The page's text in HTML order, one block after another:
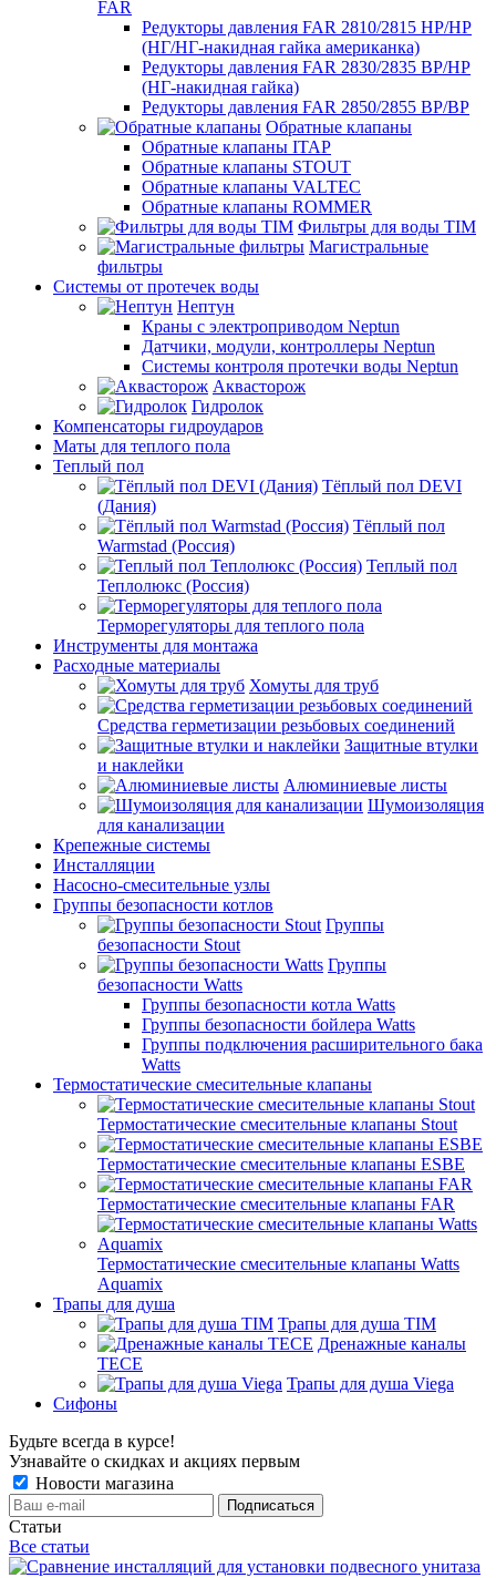
FAR
Редукторы давления FAR 2810/2815 НР/НР
(НГ/НГ-накидная гайка американка)
Редукторы давления FAR 2830/2835 ВР/НР
(НГ-накидная гайка)
Редукторы давления FAR 2850/2855 ВР/ВР
Обратные клапаны
Обратные клапаны ITAP
Обратные клапаны STOUT
Обратные клапаны VALTEC
Обратные клапаны ROMMER
Фильтры для воды TIM
Магистральные
фильтры
Системы от протечек воды
Нептун
Краны с электроприводом Neptun
Датчики, модули, контроллеры Neptun
Системы контроля протечки воды Neptun
Аквасторож
Гидролок
Компенсаторы гидроударов
Маты для теплого пола
Теплый пол
Тёплый пол DEVI
(Дания)
Тёплый пол
Warmstad (Россия)
Теплый пол
Теплолюкс (Россия)
Терморегуляторы для теплого пола
Инструменты для монтажа
Расходные материалы
Хомуты для труб
Средства герметизации резьбовых соединений
Защитные втулки
и наклейки
Алюминиевые листы
Шумоизоляция
для канализации
Крепежные системы
Инсталляции
Насосно-смесительные узлы
Группы безопасности котлов
Группы
безопасности Stout
Группы
безопасности Watts
Группы безопасности котла Watts
Группы безопасности бойлера Watts
Группы подключения расширительного бака
Watts
Термостатические смесительные клапаны
Термостатические смесительные клапаны Stout
Термостатические смесительные клапаны ESBE
Термостатические смесительные клапаны FAR
Термостатические смесительные клапаны Watts
Aquamix
Трапы для душа
Трапы для душа TIM
Дренажные каналы
TECE
Трапы для душа Viega
Сифоны
Будьте всегда в курсе!
Узнавайте о скидках и акциях первым
Новости магазина
Статьи
Все статьи